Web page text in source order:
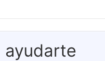
ayudarte